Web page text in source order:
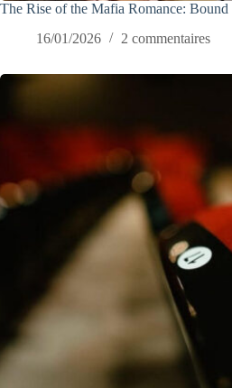
The Rise of the Mafia Romance:
16/01/2026
2 commentaires